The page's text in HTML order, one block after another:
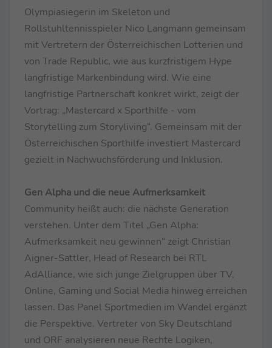
Olympiasiegerin im Skeleton und
Rollstuhltennisspieler Nico Langmann gemeinsam
mit Vertretern der Österreichischen Lotterien und
von Trade Republic, wie aus kurzfristigem Hype
langfristige Markenbindung wird. Wie eine
langfristige Partnerschaft konkret wirkt, zeigt der
Vortrag: „Mastercard x Sporthilfe - vom
Storytelling zum Storyliving“. Gemeinsam mit der
Österreichischen Sporthilfe investiert Mastercard
gezielt in Nachwuchsförderung und Inklusion.
Gen Alpha und die neue Aufmerksamkeit
Community heißt auch: die nächste Generation
verstehen. Unter dem Titel „Gen Alpha:
Aufmerksamkeit neu gewinnen“ zeigt Christian
Aigner-Sattler, Head of Research bei RTL
AdAlliance, wie sich junge Zielgruppen über TV,
Online, Gaming und Social Media hinweg erreichen
lassen. Das Panel Sportmedien im Wandel ergänzt
die Perspektive. Vertreter von Sky Deutschland
und ORF analysieren neue Rechte Logiken,